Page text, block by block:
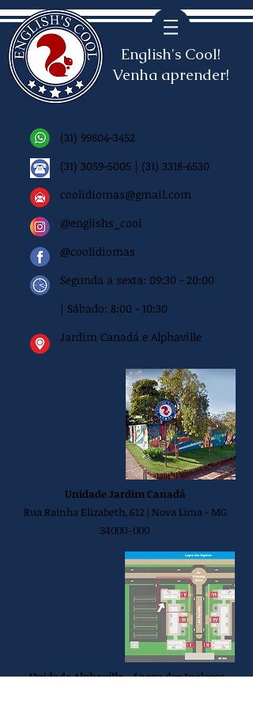
English's Cool!
Venha aprender!
(31) 99804-3452
(31) 3059-5005 | (31) 3318-6530
coolidiomas@gmail.com
@englishs_cool
@coolidiomas
Segunda a sexta: 09:30 - 20:00
| Sábado: 8:00 - 10:30
Jardim Canadá e Alphaville
Unidade Jardim Canadá
Rua Rainha Elizabeth, 612 | Nova Lima - MG
34000-000
Unidade Alphaville - Lagoa dos Ingleses